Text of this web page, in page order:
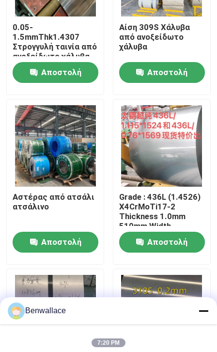
Σπίτι
Βίντεο
Σχετικά με εμάς
περιοδεία στο εργοστάσιο
Επικοινωνήστε μαζί μας
Ειδήσεις
Υποθέσεις
Ζητήστε μια προσφορά
0.05-
1.5mmThk1.4307
Στρογγυλή ταινία από
ανοξείδωτο χάλυβα
ASTM-A666 Shim
Ultrathin SS 304L
Στρογγυλή 2D
Αποστολή
Αίση 309S Χάλυβα
από ανοξείδωτο
χάλυβα
Αποστολή
Αστέρας από ατσάλι
ατσάλινο
Αποστολή
Grade : 436L (1.4526)
X4CrMoTi17-2
Thickness 1.0mm
510mm Width
Stainless Steel Strip
Coil 2D Surface
Αποστολή
Benwallace
7:20 PM